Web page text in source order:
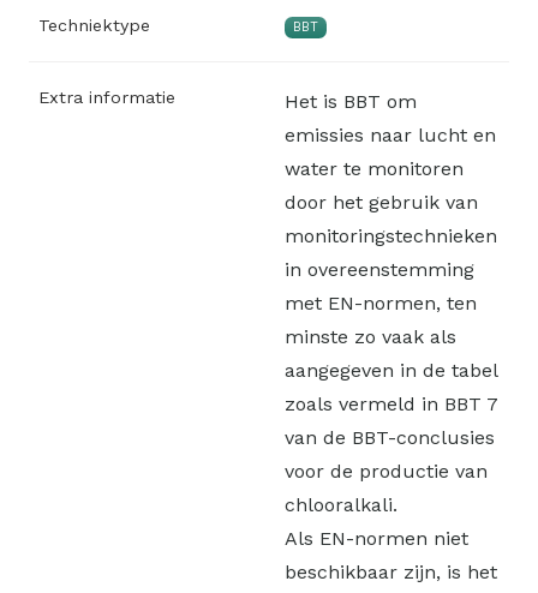
Techniektype BBT
Extra informatie
Het is BBT om
emissies naar lucht en
water te monitoren
door het gebruik van
monitoringstechnieken
in overeenstemming
met EN-normen, ten
minste zo vaak als
aangegeven in de tabel
zoals vermeld in BBT 7
van de BBT-conclusies
voor de productie van
chlooralkali.
Als EN-normen niet
beschikbaar zijn, is het